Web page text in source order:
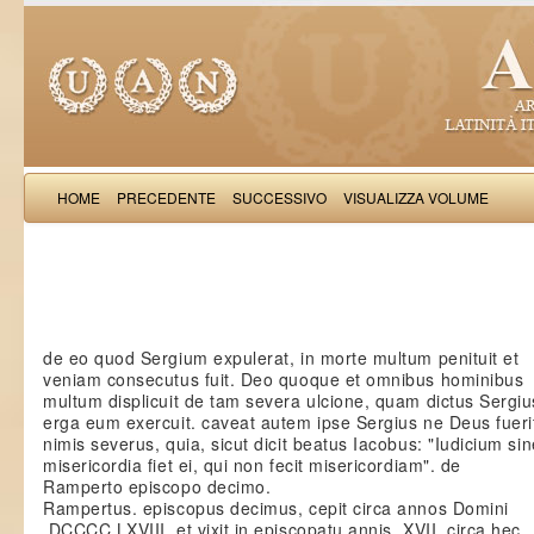
HOME PRECEDENTE SUCCESSIVO VISUALIZZA VOLUME
de eo quod Sergium expulerat, in morte multum penituit et
veniam consecutus fuit. Deo quoque et omnibus hominibus
multum displicuit de tam severa ulcione, quam dictus
erga eum exercuit. caveat autem ipse Sergius ne Deus
nimis severus, quia, sicut dicit beatus Iacobus: "Iudicium
misericordia fiet ei, qui non fecit misericordiam". de
Ramperto episcopo decimo.
Rampertus. episcopus decimus, cepit circa annos Domini
.DCCCC.LXVIII. et vixit in episcopatu annis .XVII. circa hec